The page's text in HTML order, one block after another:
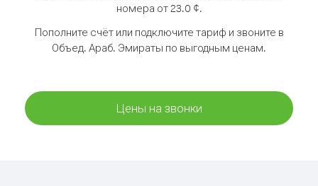
номера от 23.0 ¢.
Пополните счёт или подключите тариф и звоните в
Объед. Араб. Эмираты по выгодным ценам.
Цены на звонки